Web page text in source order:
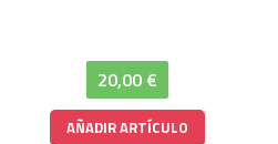
20,00 €
AÑADIR ARTÍCULO